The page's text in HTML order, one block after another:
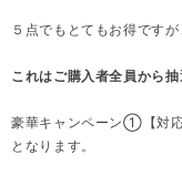
５点でもとてもお得です
これはご購入者全員から抽
豪華キャンペーン①【対
となります。